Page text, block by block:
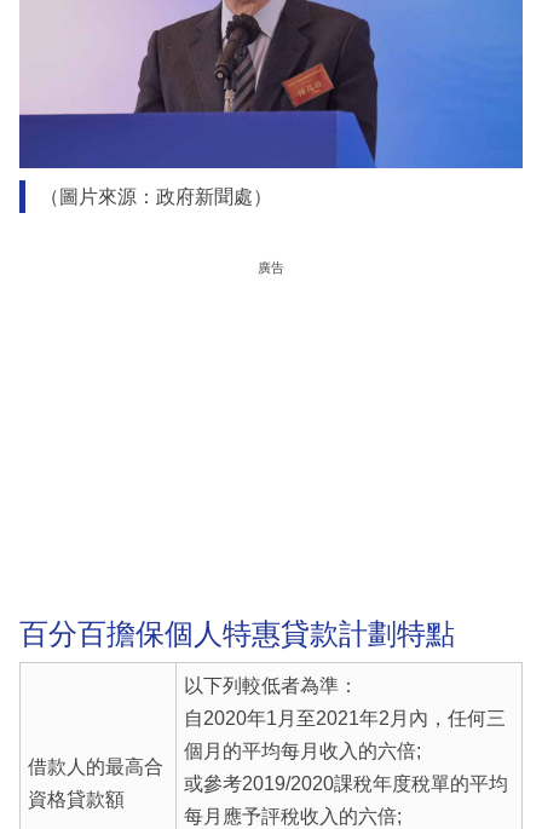
（圖片來源：政府新聞處）
廣告
百分百擔保個人特惠貸款計劃特點
借款人的最高合
資格貸款額
以下列較低者為準：
自2020年1月至2021年2月內，任何三
個月的平均每月收入的六倍;
或參考2019/2020課稅年度稅單的平均
每月應予評稅收入的六倍;